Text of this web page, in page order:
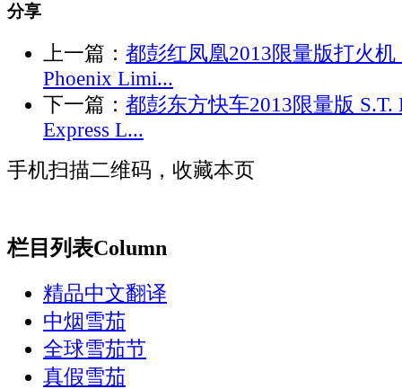
分享
上一篇： 都彭红凤凰2013限量版打火机
Phoenix Limi...
下一篇： 都彭东方快车2013限量版 S.T.
Express L...
手机扫描二维码，收藏本页
栏目列表Column
精品中文翻译
中烟雪茄
全球雪茄节
真假雪茄